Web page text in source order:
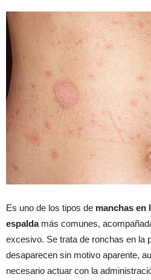
Es uno de los tipos de manchas en
espaldamás comunes,
excesivo. Se trata de ronchas en la
desaparecen sin motivo aparente,
necesario actuar con la